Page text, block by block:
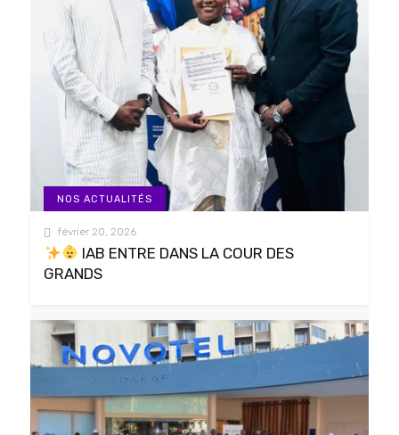
NOS ACTUALITÉS
février 20, 2026
IAB ENTRE DANS LA COUR DES
GRANDS